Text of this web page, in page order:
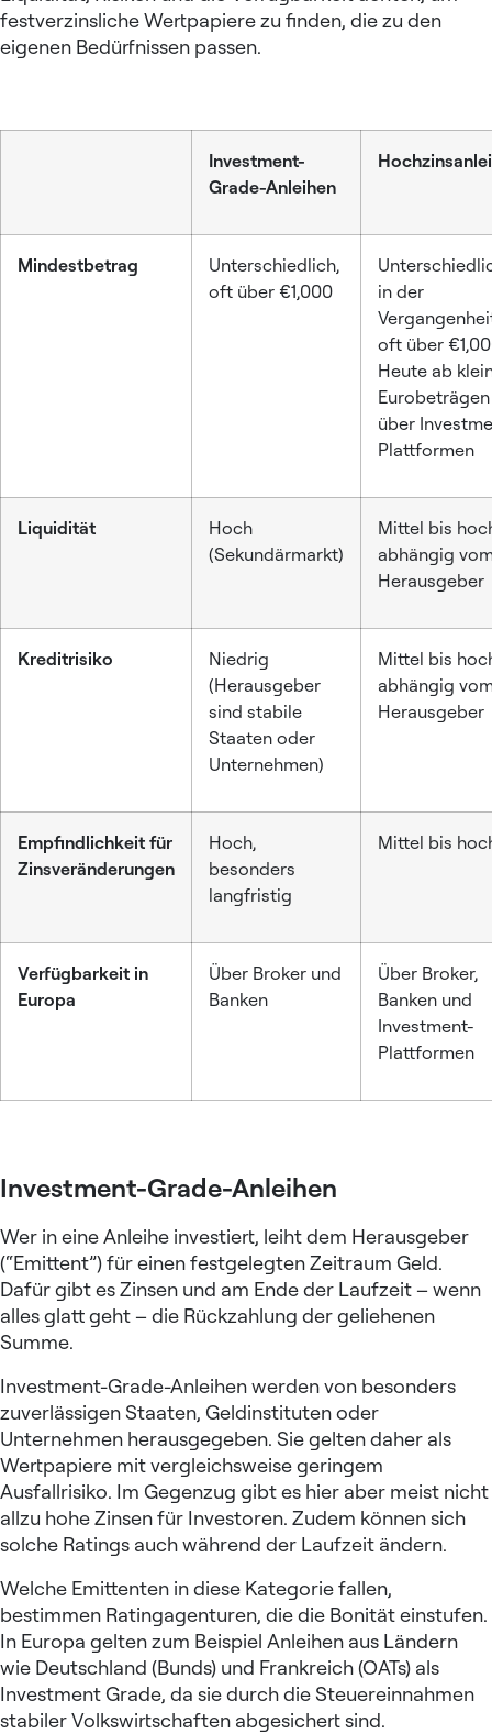
festverzinsliche Wertpapiere zu finden, die zu den
eigenen Bedürfnissen passen.
Investment-
Grade-Anleihen
Mindestbetrag
Unterschiedlich,
oft über €1,000
in der
oft über
Heute ab
Eurobeträgen
über
Plattformen
Liquidität
Hoch
(Sekundärmarkt)
Mittel bis
abhängig
Herausgeber
Kreditrisiko
Niedrig
(Herausgeber
sind stabile
Staaten oder
Unternehmen)
Mittel bis
abhängig
Herausgeber
Empfindlichkeit für
Zinsveränderungen
Hoch,
besonders
langfristig
Mittel bis
Verfügbarkeit in
Europa
Über Broker und
Banken
Über Broker,
Banken und
Investment-
Plattformen
Investment-Grade-Anleihen
Wer in eine Anleihe investiert, leiht dem Herausgeber
(“Emittent”) für einen festgelegten Zeitraum Geld.
Dafür gibt es Zinsen und am Ende der Laufzeit – wenn
alles glatt geht – die Rückzahlung der geliehenen
Summe.
Investment-Grade-Anleihen werden von besonders
zuverlässigen Staaten, Geldinstituten oder
Unternehmen herausgegeben. Sie gelten daher als
Wertpapiere mit vergleichsweise geringem
Ausfallrisiko. Im Gegenzug gibt es hier aber meist nicht
allzu hohe Zinsen für Investoren. Zudem können sich
solche Ratings auch während der Laufzeit ändern.
Welche Emittenten in diese Kategorie fallen,
bestimmen Ratingagenturen, die die Bonität einstufen.
In Europa gelten zum Beispiel Anleihen aus Ländern
wie Deutschland (Bunds) und Frankreich (OATs) als
Investment Grade, da sie durch die Steuereinnahmen
stabiler Volkswirtschaften abgesichert sind.